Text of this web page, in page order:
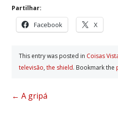
Partilhar:
Facebook X
This entry was posted in Coisas
televisão, the shield. Bookmark the
Post
← A gripá